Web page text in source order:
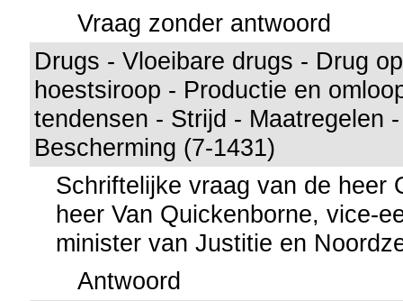
Vraag zonder antwoord
Drugs - Vloeibare drugs - Drug
hoestsiroop - Productie en
tendensen - Strijd - Maatregelen
Bescherming (7-1431)
Schriftelijke vraag van de heer
heer Van Quickenborne, vice-
minister van Justitie en
Antwoord